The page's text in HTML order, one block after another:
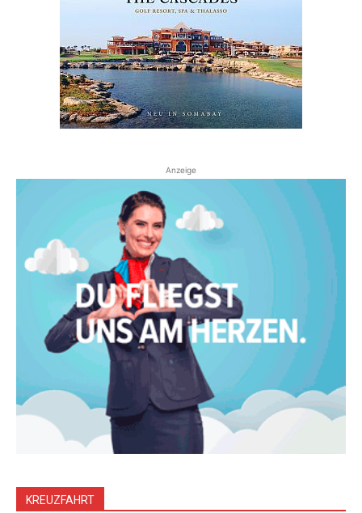
Anzeige
KREUZFAHRT